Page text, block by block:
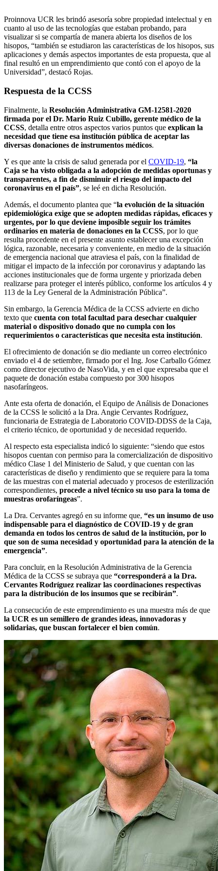
Proinnova UCR les brindó asesoría sobre propiedad intelectual y en
cuanto al uso de las tecnologías que estaban probando, para
visualizar si se compartía de manera abierta los diseños de los
hisopos, “también se estudiaron las características de los hisopos, sus
aplicaciones y demás aspectos importantes de esta propuesta, que al
final resultó en un emprendimiento que contó con el apoyo de la
Universidad”, destacó Rojas.
Respuesta de la CCSS
Finalmente, la Resolución Administrativa GM-12581-2020
firmada por el Dr. Mario Ruiz Cubillo, gerente médico de la
CCSS, detalla entre otros aspectos varios puntos que explican la
necesidad que tiene esa institución pública de aceptar las
diversas donaciones de instrumentos médicos.
Y es que ante la crisis de salud generada por el COVID-19, “la
Caja se ha visto obligada a la adopción de medidas oportunas y
transparentes, a fin de disminuir el riesgo del impacto del
coronavirus en el país”, se leé en dicha Resolución.
Además, el documento plantea que “la evolución de la situación
epidemiológica exige que se adopten medidas rápidas, eficaces y
urgentes, por lo que deviene imposible seguir los trámites
ordinarios en materia de donaciones en la CCSS, por lo que
resulta procedente en el presente asunto establecer una excepción
lógica, razonable, necesaria y conveniente, en medio de la situación
de emergencia nacional que atraviesa el país, con la finalidad de
mitigar el impacto de la infección por coronavirus y adaptando las
acciones institucionales que de forma urgente y priorizada deben
realizarse para proteger el interés público, conforme los artículos 4 y
113 de la Ley General de la Administración Pública”.
Sin embargo, la Gerencia Médica de la CCSS advierte en dicho
texto que cuenta con total facultad para desechar cualquier
material o dispositivo donado que no cumpla con los
requerimientos o características que necesita esta institución.
El ofrecimiento de donación se dio mediante un correo electrónico
enviado el 4 de setiembre, firmado por el Ing. Jose Carballo Gómez
como director ejecutivo de NasoVida, y en el que expresaba que el
paquete de donación estaba compuesto por 300 hisopos
nasofaríngeos.
Ante esta oferta de donación, el Equipo de Análisis de Donaciones
de la CCSS le solicitó a la Dra. Angie Cervantes Rodríguez,
funcionaria de Estrategia de Laboratorio COVID-DDSS de la Caja,
el criterio técnico, de oportunidad y de necesidad requerido.
Al respecto esta especialista indicó lo siguiente: “siendo que estos
hisopos cuentan con permiso para la comercialización de dispositivo
médico Clase 1 del Ministerio de Salud, y que cuentan con las
características de diseño y rendimiento que se requiere para la toma
de las muestras con el material adecuado y procesos de esterilización
correspondientes, procede a nivel técnico su uso para la toma de
muestras orofaríngeas”.
La Dra. Cervantes agregó en su informe que, “es un insumo de uso
indispensable para el diagnóstico de COVID-19 y de gran
demanda en todos los centros de salud de la institución, por lo
que son de suma necesidad y oportunidad para la atención de la
emergencia”.
Para concluir, en la Resolución Administrativa de la Gerencia
Médica de la CCSS se subraya que “corresponderá a la Dra.
Cervantes Rodríguez realizar las coordinaciones respectivas
para la distribución de los insumos que se recibirán”.
La consecución de este emprendimiento es una muestra más de que
la UCR es un semillero de grandes ideas, innovadoras y
solidarias, que buscan fortalecer el bien común.